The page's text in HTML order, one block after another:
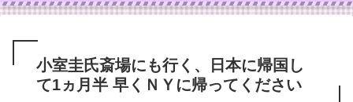
小室圭氏斎場にも行く、日本に帰国し
て1ヵ月半 早くＮＹに帰ってください